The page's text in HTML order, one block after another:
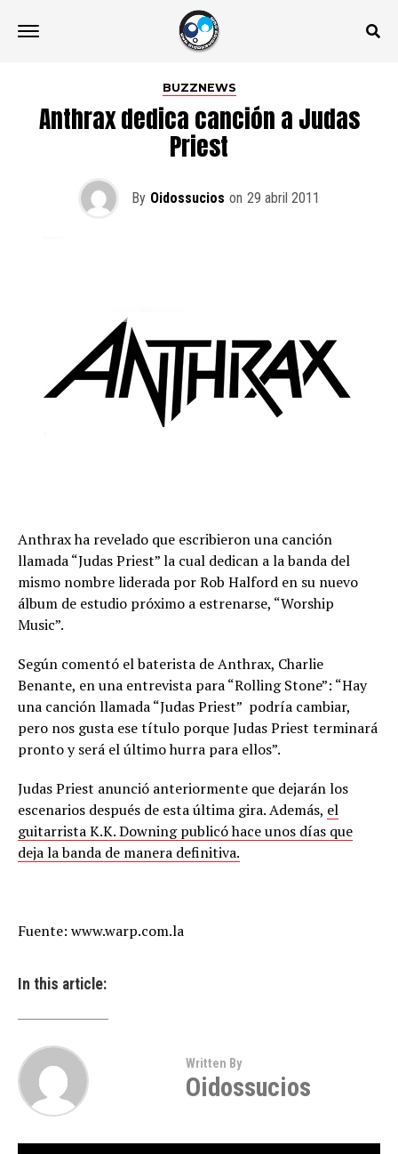
BUZZNEWS
Anthrax dedica canción a Judas
Priest
By Oidossucios on 29 abril 2011
Anthrax ha revelado que escribieron una canción
llamada “Judas Priest” la cual dedican a la banda del
mismo nombre liderada por Rob Halford en su nuevo
álbum de estudio próximo a estrenarse, “Worship
Music”.
Según comentó el baterista de Anthrax, Charlie
Benante, en una entrevista para “Rolling Stone”: “Hay
una canción llamada “Judas Priest”  podría cambiar,
pero nos gusta ese título porque Judas Priest terminará
pronto y será el último hurra para ellos”.
Judas Priest anunció anteriormente que dejarán los
escenarios después de esta última gira. Además, el
guitarrista K.K. Downing publicó hace unos días que
deja la banda de manera definitiva.
Fuente: www.warp.com.la
In this article:
Written By
Oidossucios